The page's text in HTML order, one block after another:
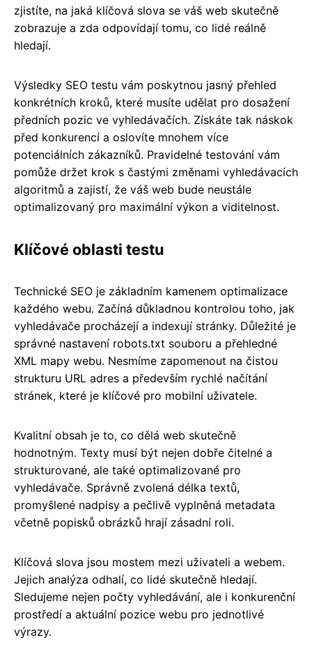
zjistíte, na jaká klíčová slova se váš web skutečně
zobrazuje a zda odpovídají tomu, co lidé reálně
hledají.
Výsledky SEO testu vám poskytnou jasný přehled
konkrétních kroků, které musíte udělat pro dosažení
předních pozic ve vyhledávačích. Získáte tak náskok
před konkurencí a oslovíte mnohem více
potenciálních zákazníků. Pravidelné testování vám
pomůže držet krok s častými změnami vyhledávacích
algoritmů a zajistí, že váš web bude neustále
optimalizovaný pro maximální výkon a viditelnost.
Klíčové oblasti testu
Technické SEO je základním kamenem optimalizace
každého webu. Začíná důkladnou kontrolou toho, jak
vyhledávače procházejí a indexují stránky. Důležité je
správné nastavení robots.txt souboru a přehledné
XML mapy webu. Nesmíme zapomenout na čistou
strukturu URL adres a především rychlé načítání
stránek, které je klíčové pro mobilní uživatele.
Kvalitní obsah je to, co dělá web skutečně
hodnotným. Texty musí být nejen dobře čitelné a
strukturované, ale také optimalizované pro
vyhledávače. Správně zvolená délka textů,
promyšlené nadpisy a pečlivě vyplněná metadata
včetně popisků obrázků hrají zásadní roli.
Klíčová slova jsou mostem mezi uživateli a webem.
Jejich analýza odhalí, co lidé skutečně hledají.
Sledujeme nejen počty vyhledávání, ale i konkurenční
prostředí a aktuální pozice webu pro jednotlivé
výrazy.